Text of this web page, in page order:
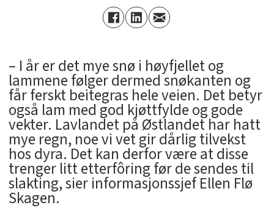
– I år er det mye snø i høyfjellet og
lammene følger dermed snøkanten og
får ferskt beitegras hele veien. Det betyr
også lam med god kjøttfylde og gode
vekter. Lavlandet på Østlandet har hatt
mye regn, noe vi vet gir dårlig tilvekst
hos dyra. Det kan derfor være at disse
trenger litt etterfôring før de sendes til
slakting, sier informasjonssjef Ellen Flø
Skagen.